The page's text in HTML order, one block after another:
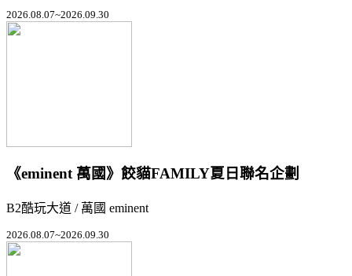
2026.08.07~2026.09.30
《eminent 萬國》餃貓FAMILY夏日聯名企劃
B2酷玩大道 / 萬國 eminent
2026.08.07~2026.09.30